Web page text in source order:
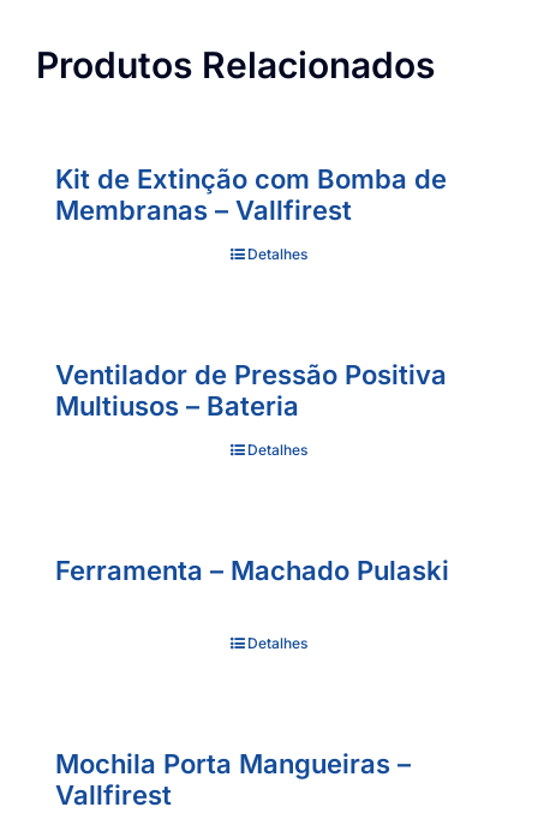
Produtos Relacionados
Kit de Extinção com Bomba de
Membranas – Vallfirest
Detalhes
Ventilador de Pressão Positiva
Multiusos – Bateria
Detalhes
Ferramenta – Machado Pulaski
Detalhes
Mochila Porta Mangueiras –
Vallfirest